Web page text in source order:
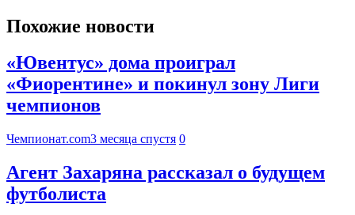
Похожие новости
«Ювентус» дома проиграл
«Фиорентине» и покинул зону Лиги
чемпионов
Чемпионат.com3 месяца спустя 0
Агент Захаряна рассказал о будущем
футболиста